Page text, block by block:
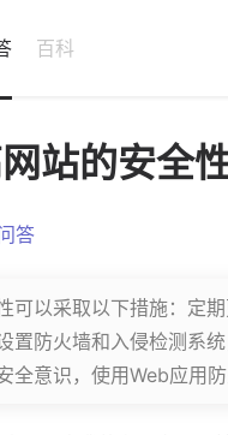
百科
站的安全
答
可以采取以下措施：定
置防火墙和入侵检测系
全意识，使用Web应用